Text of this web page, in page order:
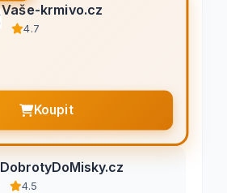
Vaše-krmivo.cz
4.7
Koupit
DobrotyDoMisky.cz
4.5